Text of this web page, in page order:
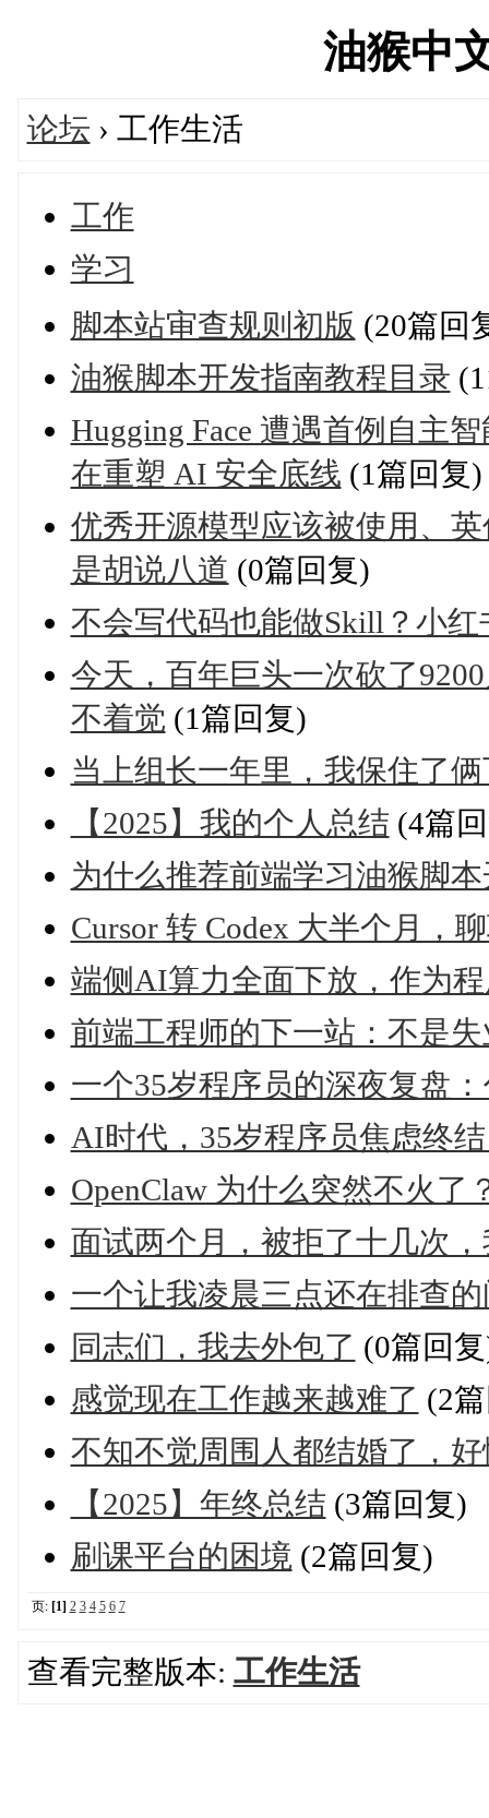
油猴中
论坛 › 工作生活
工作
学习
脚本站审查规则初版 (20篇回
油猴脚本开发指南教程目录
Hugging Face 遭遇首例自主
在重塑 AI 安全底线 (1篇回复)
优秀开源模型应该被使用、
是胡说八道 (0篇回复)
不会写代码也能做Skill？小
今天，百年巨头一次砍了
不着觉 (1篇回复)
当上组长一年里，我保住了
【2025】我的个人总结 (4篇
为什么推荐前端学习油猴脚
Cursor 转 Codex 大半个月，
端侧AI算力全面下放，作为
前端工程师的下一站：不是
一个35岁程序员的深夜复盘
AI时代，35岁程序员焦虑终
OpenClaw 为什么突然不火了
面试两个月，被拒了十几次
一个让我凌晨三点还在排查
同志们，我去外包了 (0篇回
感觉现在工作越来越难了 (2
不知不觉周围人都结婚了，
【2025】年终总结 (3篇回复)
刷课平台的困境(2篇回复)
页: [1] 2 3 4 5 6 7
查看完整版本: 工作生活